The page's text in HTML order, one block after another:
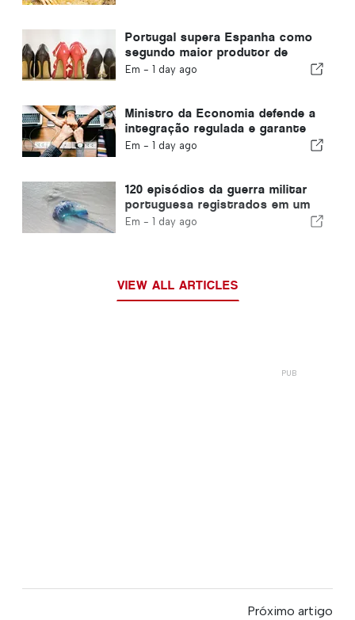
Portugal supera Espanha como
segundo maior produtor de
calçado da Europa
Em - 1 day ago
Ministro da Economia defende a
integração regulada e garante
um canal acelerado para
Em - 1 day ago
120 episódios da guerra militar
portuguesa registrados em um
único dia
Em - 1 day ago
VIEW ALL ARTICLES
Próximo artigo